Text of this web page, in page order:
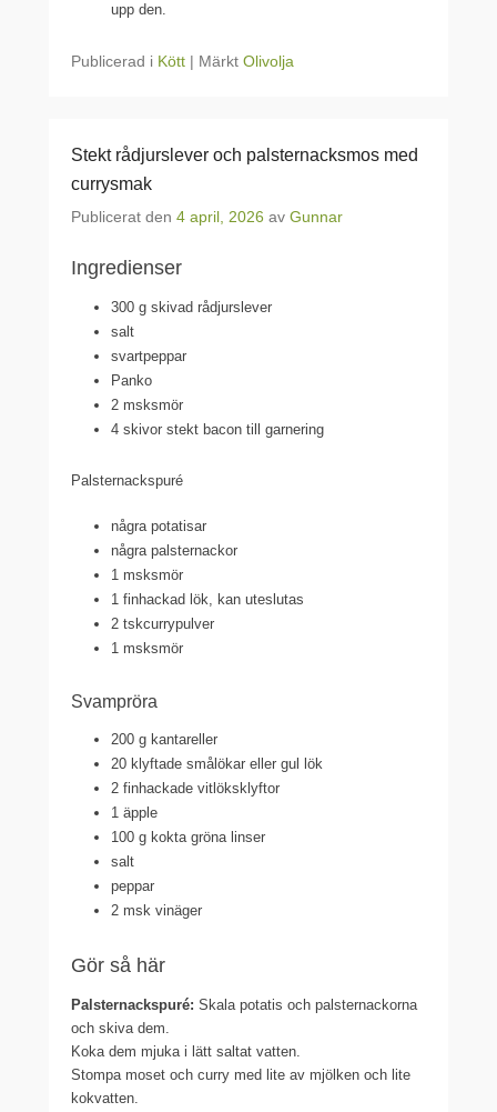
upp den.
Publicerad i Kött | Märkt Olivolja
Stekt rådjurslever och palsternacksmos med
currysmak
Publicerat den 4 april, 2026 av Gunnar
Ingredienser
300 g skivad rådjurslever
salt
svartpeppar
Panko
2 msksmör
4 skivor stekt bacon till garnering
Palsternackspuré
några potatisar
någrapalsternackor
1 msksmör
1 finhackad lök, kan uteslutas
2 tskcurrypulver
1 msksmör
Svampröra
200 g kantareller
20 klyftade smålökar eller gul lök
2 finhackade vitlöksklyftor
1 äpple
100 g kokta gröna linser
salt
peppar
2 msk vinäger
Gör så här
Palsternackspuré: Skala potatis och palsternackorna
och skiva dem.
Koka dem mjuka i lätt saltat vatten.
Stompa moset och curry med lite av mjölken och lite
kokvatten.